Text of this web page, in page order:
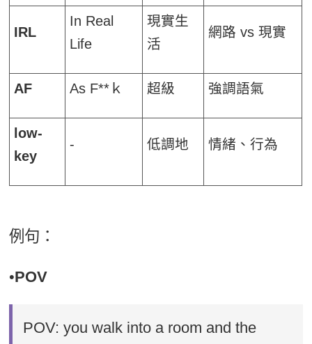
IRL
In Real
Life
現實生
活
網路 vs 現實
AF As F**ｋ 超級 強調語氣
low-
key
- 低調地 情緒、行為
例句：
•POV
POV: you walk into a room and the